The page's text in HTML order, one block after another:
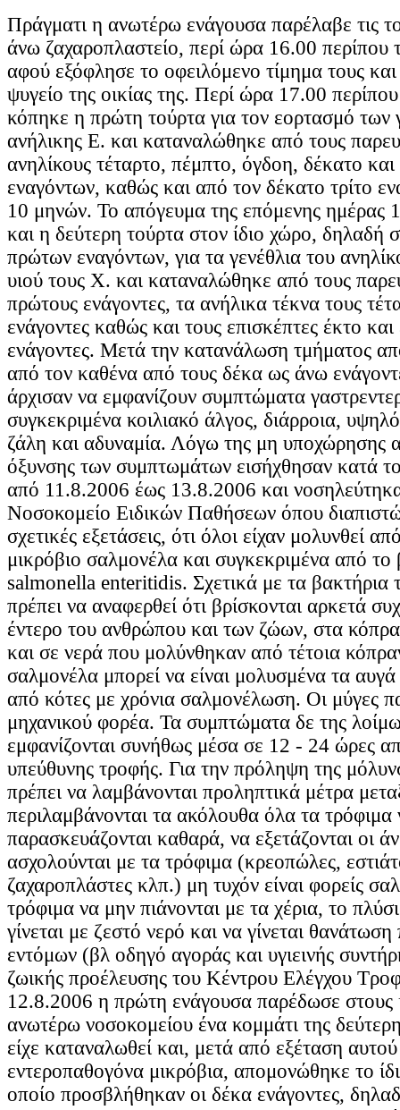
Πράγματι η ανωτέρω ενάγουσα παρέλαβε τις
άνω ζαχαροπλαστείο, περί ώρα 16.00 περίπου
αφού εξόφλησε το οφειλόμενο τίμημα τους
ψυγείο της οικίας της. Περί ώρα 17.00 περίπου
κόπηκε η πρώτη τούρτα για τον εορτασμό των
ανήλικης Ε. και καταναλώθηκε από τους
ανηλίκους τέταρτο, πέμπτο, όγδοη, δέκατο
εναγόντων, καθώς και από τον δέκατο τρίτο
10 μηνών. Το απόγευμα της επόμενης ημέρας
και η δεύτερη τούρτα στον ίδιο χώρο, δηλαδή
πρώτων εναγόντων, για τα γενέθλια του
υιού τους Χ. και καταναλώθηκε από τους
πρώτους ενάγοντες, τα ανήλικα τέκνα τους
ενάγοντες καθώς και τους επισκέπτες έκτο
ενάγοντες. Μετά την κατανάλωση τμήματος
από τον καθένα από τους δέκα ως άνω
άρχισαν να εμφανίζουν συμπτώματα
συγκεκριμένα κοιλιακό άλγος, διάρροια,
ζάλη και αδυναμία. Λόγω της μη υποχώρησης
όξυνσης των συμπτωμάτων εισήχθησαν κατά
από 11.8.2006 έως 13.8.2006 και
Νοσοκομείο Ειδικών Παθήσεων όπου
σχετικές εξετάσεις, ότι όλοι είχαν μολυνθεί
μικρόβιο σαλμονέλα και συγκεκριμένα από το
salmonella enteritidis. Σχετικά με τα βακτήρια
πρέπει να αναφερθεί ότι βρίσκονται αρκετά
έντερο του ανθρώπου και των ζώων, στα
και σε νερά που μολύνθηκαν από τέτοια
σαλμονέλα μπορεί να είναι μολυσμένα τα
από κότες με χρόνια σαλμονέλωση. Οι μύγες
μηχανικού φορέα. Τα συμπτώματα δε της
εμφανίζονται συνήθως μέσα σε 12 - 24 ώρες
υπεύθυνης τροφής. Για την πρόληψη της
πρέπει να λαμβάνονται προληπτικά μέτρα
περιλαμβάνονται τα ακόλουθα όλα τα τρόφιμα
παρασκευάζονται καθαρά, να εξετάζονται οι
ασχολούνται με τα τρόφιμα (κρεοπώλες,
ζαχαροπλάστες κλπ.) μη τυχόν είναι φορείς
τρόφιμα να μην πιάνονται με τα χέρια, το
γίνεται με ζεστό νερό και να γίνεται
εντόμων (βλ οδηγό αγοράς και υγιεινής
ζωικής προέλευσης του Κέντρου Ελέγχου
12.8.2006 η πρώτη ενάγουσα παρέδωσε στους
ανωτέρω νοσοκομείου ένα κομμάτι της
είχε καταναλωθεί και, μετά από εξέταση αυτού
εντεροπαθογόνα μικρόβια, απομονώθηκε το
οποίο προσβλήθηκαν οι δέκα ενάγοντες,